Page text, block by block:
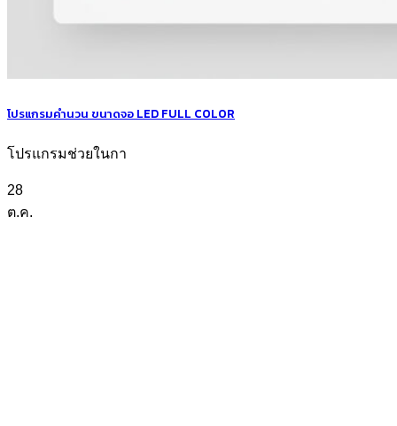
โปรแกรมคำนวน ขนาดจอ LED FULL COLOR
โปรแกรมช่วยในกา
28
ต.ค.